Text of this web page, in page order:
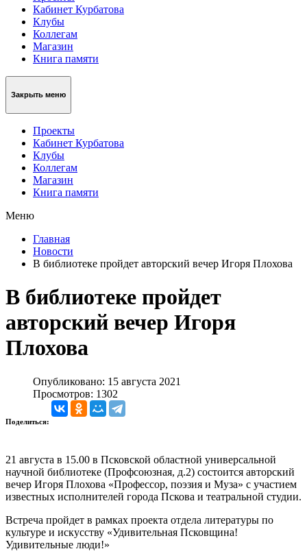
Кабинет Курбатова
Клубы
Коллегам
Магазин
Книга памяти
Закрыть меню
Проекты
Кабинет Курбатова
Клубы
Коллегам
Магазин
Книга памяти
Меню
Главная
Новости
В библиотеке пройдет авторский вечер Игоря Плохова
В библиотеке пройдет
авторский вечер Игоря
Плохова
Опубликовано: 15 августа 2021
Просмотров: 1302
Поделиться:
21 августа в 15.00 в Псковской областной универсальной
научной библиотеке (Профсоюзная, д.2) состоится авторский
вечер Игоря Плохова «Профессор, поэзия и Муза» с участием
известных исполнителей города Пскова и театральной студии.
Встреча пройдет в рамках проекта отдела литературы по
культуре и искусству «Удивительная Псковщина!
Удивительные люди!»